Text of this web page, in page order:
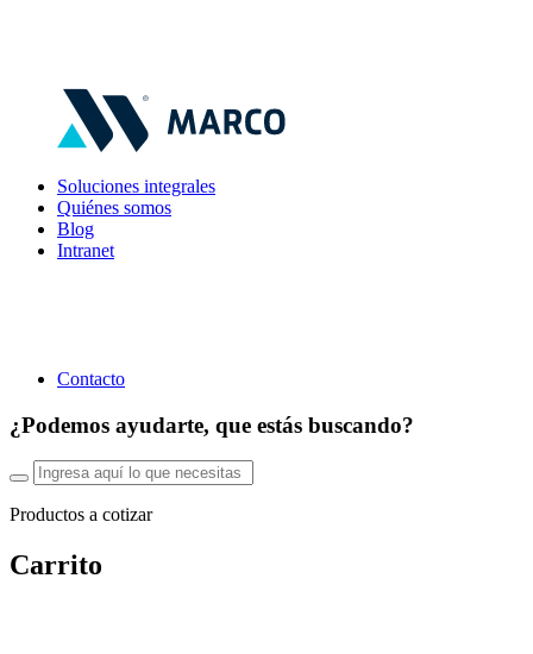
Soluciones integrales
Quiénes somos
Blog
Intranet
Contacto
¿Podemos ayudarte, que estás buscando?
Productos a cotizar
Carrito